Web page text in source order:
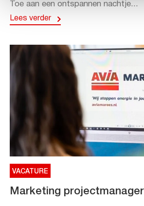
Toe aan een ontspannen nachtje...
Lees verder
VACATURE
Marketing projectmanager